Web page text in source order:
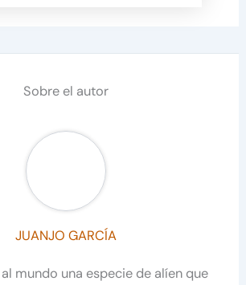
Sobre el autor
JUANJO GARCÍA
al mundo una especie de alíen que